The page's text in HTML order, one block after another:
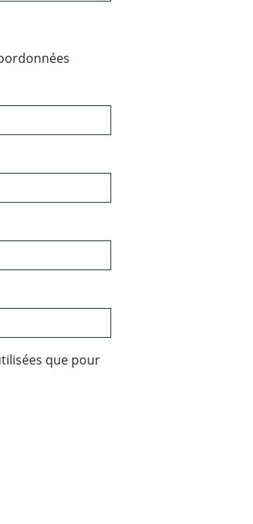
que pour